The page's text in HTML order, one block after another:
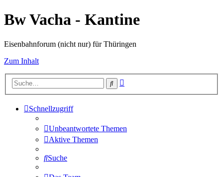
Bw Vacha - Kantine
Eisenbahnforum (nicht nur) für Thüringen
Zum Inhalt
Suche
Schnellzugriff
Unbeantwortete Themen
Aktive Themen
Suche